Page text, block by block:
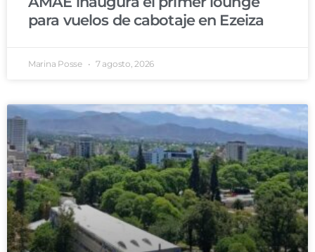
para vuelos de cabotaje en Ezeiza
Marina Posse 7 agosto, 2026